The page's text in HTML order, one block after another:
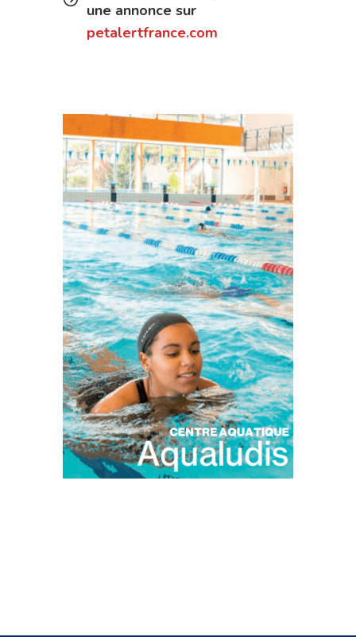
une annonce sur
petalertfrance.com